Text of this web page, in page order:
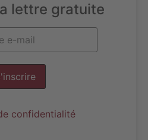
lettre gratuite
confidentialité